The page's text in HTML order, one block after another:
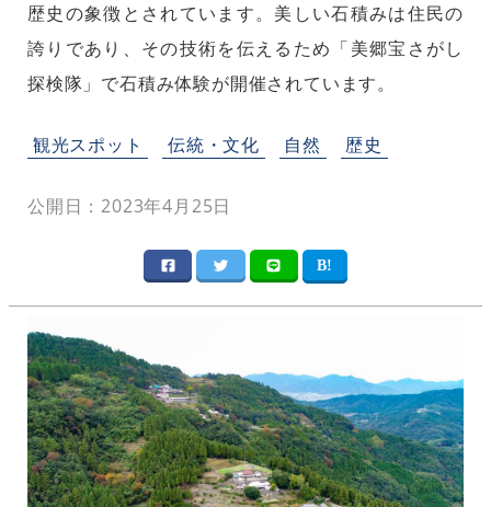
歴史の象徴とされています。美しい石積みは住民の
誇りであり、その技術を伝えるため「美郷宝さがし
探検隊」で石積み体験が開催されています。
観光スポット 伝統・文化 自然 歴史
公開日：2023年4月25日